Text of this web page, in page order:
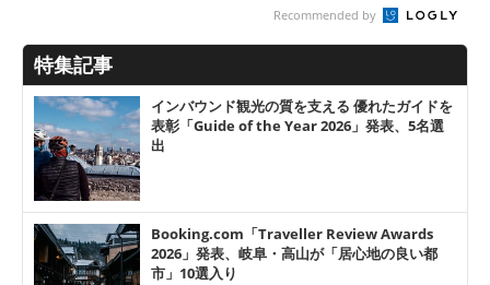
Recommended by
特集記事
インバウンド観光の質を支える 優れたガイドを
表彰「Guide of the Year 2026」発表、5名選
出
Booking.com「Traveller Review Awards
2026」発表、岐阜・高山が「居心地の良い都
市」10選入り